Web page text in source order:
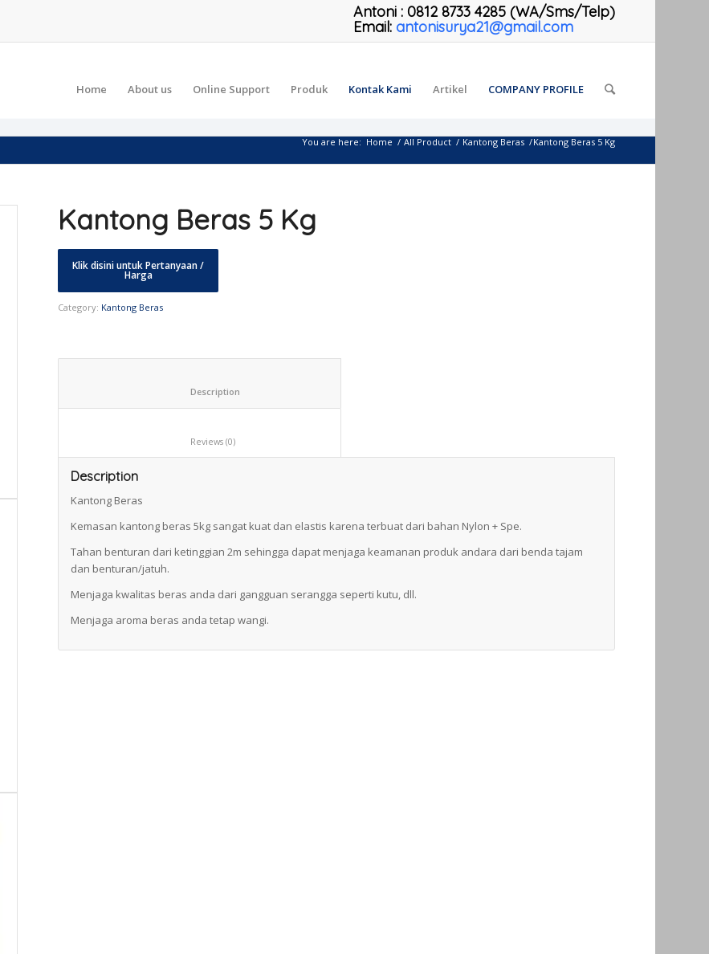
Antoni: 0812 8733 4285 (WA/Sms/Telp)
Email: antonisurya21@gmail.com
Home About us Online Support Produk Kontak Kami Artikel COMPANY PROFILE
You are here: Home / All Product / Kantong Beras /Kantong Beras 5 Kg
Kantong Beras 5 Kg
Category: Kantong Beras
Description
Kantong Beras
Kemasan kantong beras 5kg sangat kuat dan elastis karena terbuat dari bahan Nylon + Spe.
Tahan benturan dari ketinggian 2m sehingga dapat menjaga keamanan produk andara dari benda tajam
dan benturan/jatuh.
Menjaga kwalitas beras anda dari gangguan serangga seperti kutu, dll.
Menjaga aroma beras anda tetap wangi.